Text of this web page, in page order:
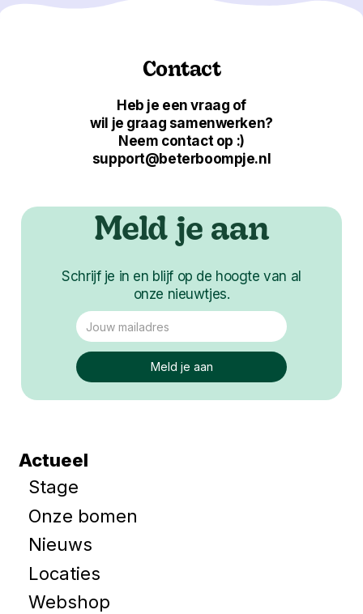
Contact
Heb je een vraag of
wil je graag samenwerken?
Neem contact op :)
support@beterboompje.nl
Meld je aan
Schrijf je in en blijf op de hoogte van al
onze nieuwtjes.
Actueel
Stage
Onze bomen
Nieuws
Locaties
Webshop